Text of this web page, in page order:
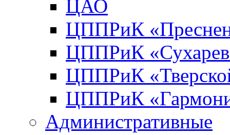
ЦАО
ЦППРиК
ЦППРиК
ЦППРиК
ЦППРиК
Административные